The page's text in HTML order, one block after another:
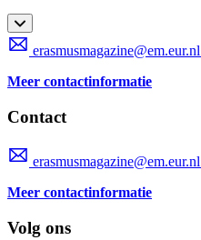
erasmusmagazine@em.eur.nl
Meer contactinformatie
Contact
erasmusmagazine@em.eur.nl
Meer contactinformatie
Volg ons